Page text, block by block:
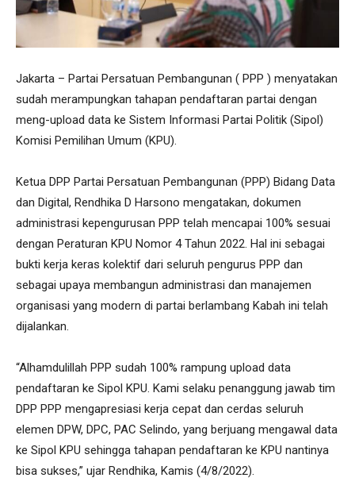
Jakarta – Partai Persatuan Pembangunan ( PPP ) menyatakan
sudah merampungkan tahapan pendaftaran partai dengan
meng-upload data ke Sistem Informasi Partai Politik (Sipol)
Komisi Pemilihan Umum (KPU).
Ketua DPP Partai Persatuan Pembangunan (PPP) Bidang Data
dan Digital, Rendhika D Harsono mengatakan, dokumen
administrasi kepengurusan PPP telah mencapai 100% sesuai
dengan Peraturan KPU Nomor 4 Tahun 2022. Hal ini sebagai
bukti kerja keras kolektif dari seluruh pengurus PPP dan
sebagai upaya membangun administrasi dan manajemen
organisasi yang modern di partai berlambang Kabah ini telah
dijalankan.
“Alhamdulillah PPP sudah 100% rampung upload data
pendaftaran ke Sipol KPU. Kami selaku penanggung jawab tim
DPP PPP mengapresiasi kerja cepat dan cerdas seluruh
elemen DPW, DPC, PAC Selindo, yang berjuang mengawal data
ke Sipol KPU sehingga tahapan pendaftaran ke KPU nantinya
bisa sukses,” ujar Rendhika, Kamis (4/8/2022).